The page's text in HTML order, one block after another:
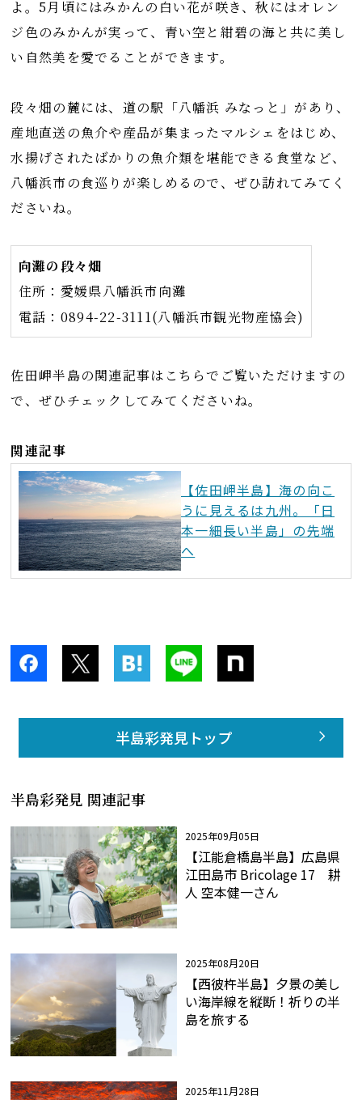
よ。5月頃にはみかんの白い花が咲き、秋にはオレン
ジ色のみかんが実って、青い空と紺碧の海と共に美し
い自然美を愛でることができます。
段々畑の麓には、道の駅「八幡浜 みなっと」があり、
産地直送の魚介や産品が集まったマルシェをはじめ、
水揚げされたばかりの魚介類を堪能できる食堂など、
八幡浜市の食巡りが楽しめるので、ぜひ訪れてみてく
ださいね。
向灘の段々畑
住所：愛媛県八幡浜市向灘
電話：0894-22-3111(八幡浜市観光物産協会)
佐田岬半島の関連記事はこちらでご覧いただけますの
で、ぜひチェックしてみてくださいね。
関連記事
【佐田岬半島】海の向こ
うに見えるは九州。「日
本一細長い半島」の先端
へ
半島彩発見トップ
半島彩発見 関連記事
2025年09月05日
【江能倉橋島半島】広島県
江田島市 Bricolage 17 耕
人 空本健一さん
2025年08月20日
【西彼杵半島】夕景の美し
い海岸線を縦断！祈りの半
島を旅する
2025年11月28日